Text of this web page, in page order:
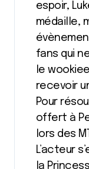
espoir,
médaille,
fans qui
le
recevoir
Pour
offert à
lors des
L’acteur
la